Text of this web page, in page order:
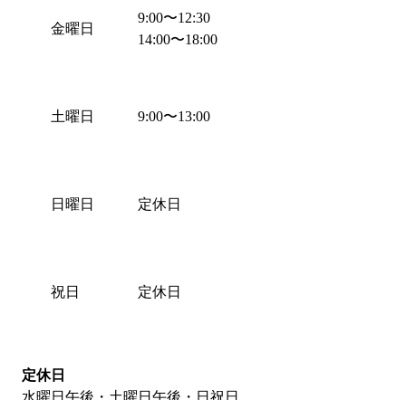
金曜日
土曜日
日曜日
祝日
9:00〜12:30
14:00〜18:00
9:00〜13:00
定休日
定休日
定休日
水曜日午後・土曜日午後・日祝日